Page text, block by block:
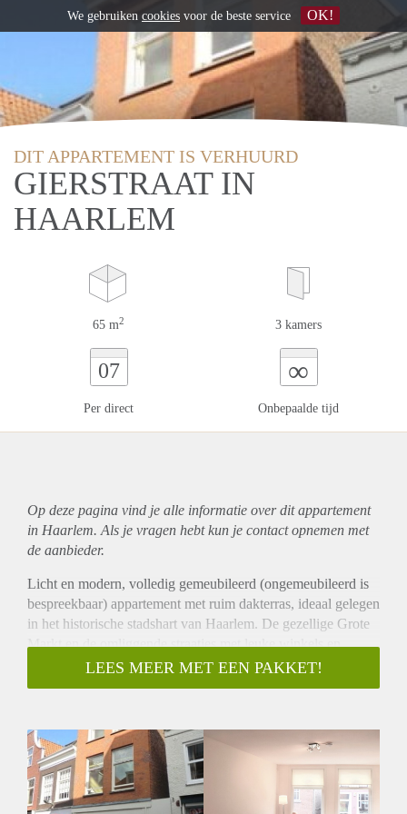
DIT APPARTEMENT IS VERHUURD
GIERSTRAAT IN
HAARLEM
65 m2 3 kamers
07
Per direct
∞
Onbepaalde tijd
Op deze pagina vind je alle informatie over ditappartement
in Haarlem. Als je vragen hebt kun je contact opnemen met
de aanbieder.
Licht en modern, volledig gemeubileerd (ongemeubileerd is
bespreekbaar) appartement met ruim dakterras, ideaal gelegen
in het historische stadshart van Haarlem. De gezellige Grote
Markt en de omliggende straatjes met leuke winkels en
restaurants liggen op een paar minuten lopen. De woning
heeft een moderne keuken en badkamer, 2 slaapkamers en
directe verbindingen richting Amsterdam, Den Haag en
Rotterdam is snel bereikbaar. Er is parkeergelegenheid in de
omliggende straten.
Indeling:
LEES MEER MET EEN PAKKET!
We gebruiken cookies voor de beste service OK!